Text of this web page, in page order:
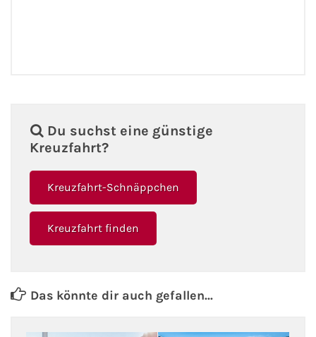
Du suchst eine günstige
Kreuzfahrt?
Kreuzfahrt-Schnäppchen
Kreuzfahrt finden
Das könnte dir auch gefallen...